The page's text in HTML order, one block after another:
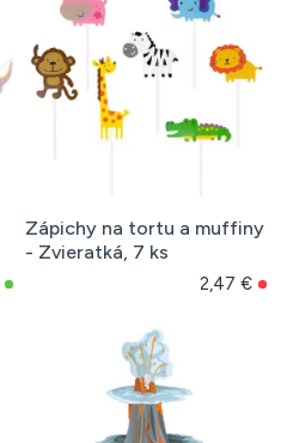
Zápichy na tortu a muffiny
- Zvieratká, 7 ks
2,47 €